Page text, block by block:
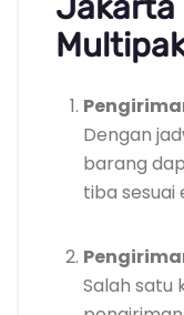
Dengan
barang
tiba sesuai
Salah satu